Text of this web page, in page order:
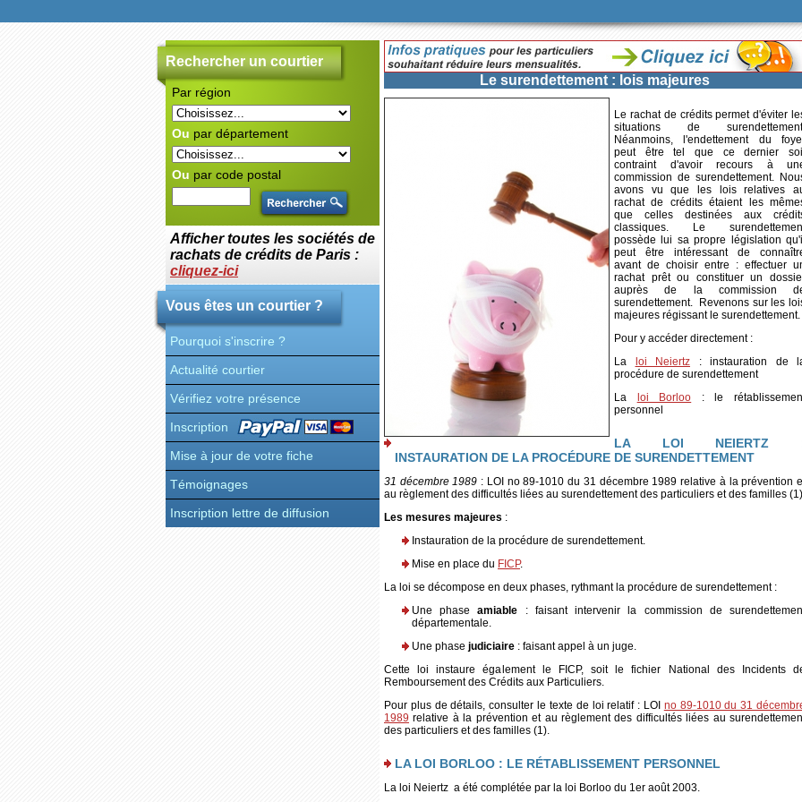
Rechercher un courtier
Par région
Ou par département
Ou par code postal
Afficher toutes les sociétés de
rachats de crédits de Paris :
cliquez-ici
Vous êtes un courtier ?
Pourquoi s'inscrire ?
Actualité courtier
Vérifiez votre présence
Inscription
Mise à jour de votre fiche
Témoignages
Inscription lettre de diffusion
Le surendettement : lois majeures
Le rachat de crédits permet d'éviter
situations de
Néanmoins, l'endettement du
peut être tel que ce dernier
contraint d'avoir recours à
commission de surendettement.
avons vu que les lois relatives
rachat de crédits étaient les
que celles destinées aux
classiques. Le
possède lui sa propre législation qu'il
peut être intéressant de
avant de choisir entre : effectuer
rachat prêt ou constituer un
auprès de la commission
surendettement. Revenons sur les
majeures régissant le surendettement.
Pour y accéder directement :
La
loi Neiertz : instauration de
procédure de surendettement
La
loi Borloo : le
personnel
LA LOI NEIERTZ
INSTAURATION DE LA PROCÉDURE DE SURENDETTEMENT
31 décembre 1989 : LOI no 89-1010 du 31 décembre 1989 relative à la prévention
au règlement des difficultés liées au surendettement des particuliers et des familles (1)
Les mesures majeures :
Instauration de la procédure de surendettement.
Mise en place du FICP.
La loi se décompose en deux phases, rythmant la procédure de surendettement :
Une phaseamiable : faisant intervenir la commission de
départementale.
Une phase judiciaire : faisant appel à un juge.
Cette loi instaure également le FICP, soit le fichier National des Incidents
Remboursement des Crédits aux Particuliers.
Pour plus de détails, consulter le texte de loi relatif : LOI no 89-1010 du 31
1989 relative à la prévention et au règlement des difficultés liées au
des particuliers et des familles (1).
LA LOI BORLOO : LE RÉTABLISSEMENT PERSONNEL
La loi Neiertz a été complétée par la loi Borloo du 1er août 2003.